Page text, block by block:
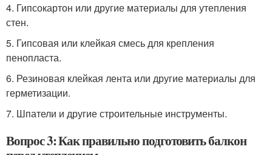
4. Гипсокартон или другие материалы для утепления
стен.
5. Гипсовая или клейкая смесь для крепления
пенопласта.
6. Резиновая клейкая лента или другие материалы для
герметизации.
7. Шпатели и другие строительные инструменты.
Вопрос 3: Как правильно подготовить балкон